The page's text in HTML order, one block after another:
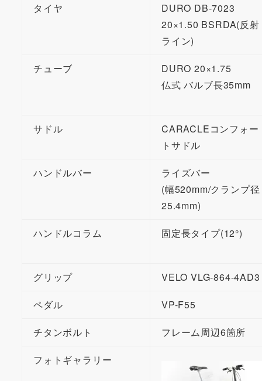
タイヤ
DURO DB-7023
20×1.50 BSRDA(反射
ライン)
チューブ
DURO 20×1.75
仏式 バルブ長35mm
サドル
CARACLEコンフォー
トサドル
ハンドルバー
ライズバー
(幅520mm/クランプ径
25.4mm)
ハンドルコラム 固定長タイプ(12°)
グリップ VELO VLG-864-4AD3
ペダル VP-F55
チタンボルト フレーム周辺6箇所
フォトギャラリー